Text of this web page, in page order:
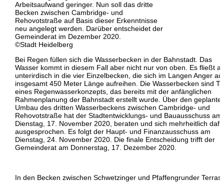
Arbeitsaufwand geringer. Nun soll das dritte
Becken zwischen Cambridge- und
Rehovotstraße auf Basis dieser Erkenntnisse
neu angelegt werden. Darüber entscheidet der
Gemeinderat im Dezember 2020.
©Stadt Heidelberg
Bei Regen füllen sich die Wasserbecken in der Bahnstadt. Das
Wasser kommt in diesem Fall aber nicht nur von oben. Es fließt
unterirdisch in die vier Einzelbecken, die sich im Langen Anger auf
insgesamt 450 Meter Länge aufreihen. Die Wasserbecken sind
eines Regenwasserkonzepts, das bereits mit der anfänglichen
Rahmenplanung der Bahnstadt erstellt wurde. Über den
Umbau des dritten Wasserbeckens zwischen Cambridge- und
Rehovotstraße hat der Stadtentwicklungs- und Bauausschuss am
Dienstag, 17. November 2020, beraten und sich mehrheitlich
ausgesprochen. Es folgt der Haupt- und Finanzausschuss am
Dienstag, 24. November 2020. Die finale Entscheidung trifft der
Gemeinderat am Donnerstag, 17. Dezember 2020.
In den Becken zwischen Schwetzinger und Pfaffengrunder